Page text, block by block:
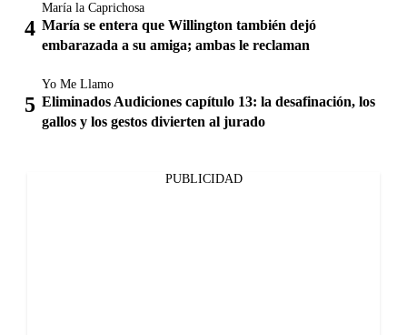
María la Caprichosa
María se entera que Willington también dejó
embarazada a su amiga; ambas le reclaman
Yo Me Llamo
Eliminados Audiciones capítulo 13: la desafinación, los
gallos y los gestos divierten al jurado
PUBLICIDAD